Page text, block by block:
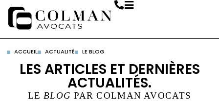
ACCUEIL ACTUALITÉ LE BLOG
LES ARTICLES ET DERNIÈRES
ACTUALITÉS.
LE BLOGPAR COLMAN AVOCATS